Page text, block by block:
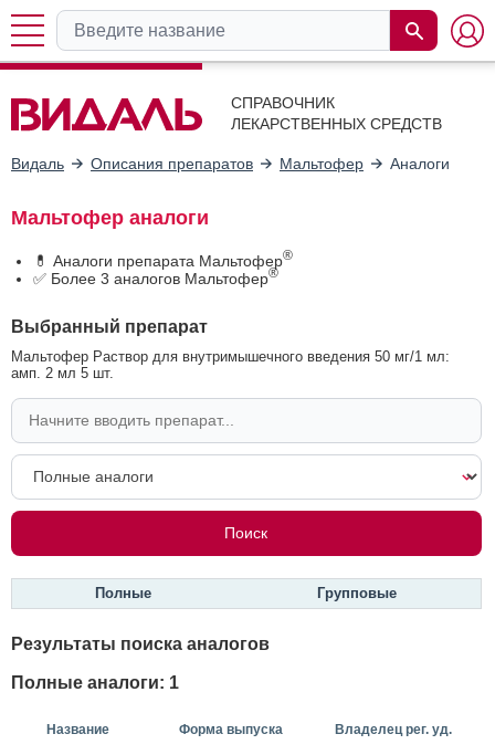
СПРАВОЧНИК
ЛЕКАРСТВЕННЫХ СРЕДСТВ
Видаль Описания препаратов Мальтофер Аналоги
Мальтофер аналоги
💊 Аналоги препарата Мальтофер®
✅ Более 3 аналогов Мальтофер®
Выбранный препарат
Мальтофер Раствор для внутримышечного введения 50 мг/1 мл:
амп. 2 мл 5 шт.
Полные Групповые
Результаты поиска аналогов
Полные аналоги: 1
Название Форма выпуска Владелец рег. уд.